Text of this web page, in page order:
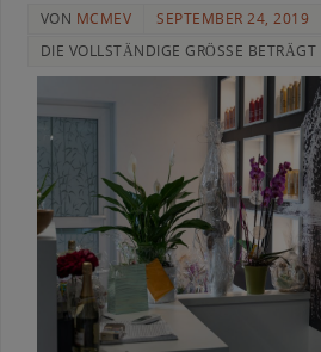
VON MCMEV
SEPTEMBER 24, 2019
DIE VOLLSTÄNDIGE GRÖSSE BETRÄGT